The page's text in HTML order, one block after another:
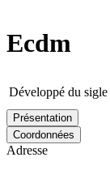
Ecdm
Développé du sigle
Présentation
Coordonnées
Adresse